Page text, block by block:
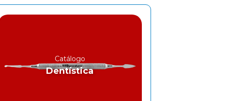
Catálogo
Dentística